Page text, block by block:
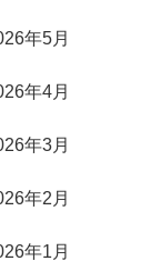
年5月
年4月
年3月
年2月
年1月